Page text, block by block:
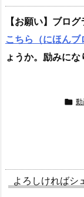
【お願い】ブロ
こちら（にほんブ
ょうか。励みにな

よろしければシ